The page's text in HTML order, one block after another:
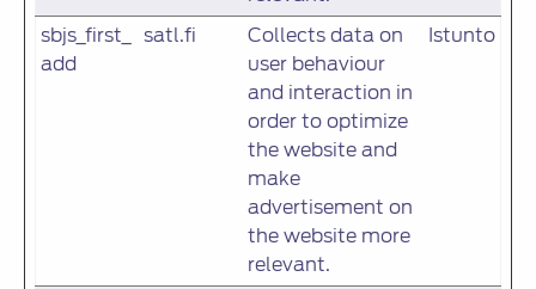
sbjs_first_
add
satl.fi
Collects data on
user behaviour
and interaction in
order to optimize
the website and
make
advertisement on
the website more
relevant.
Istunto